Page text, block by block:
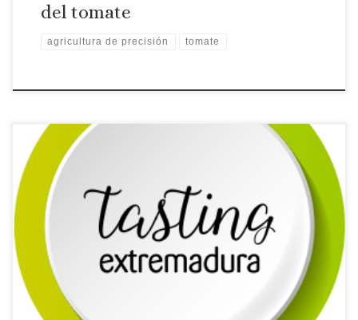
del tomate
agricultura de precisión tomate
Montaña Cámara, Profesora de la Universidad Complutense
del tomate nos cuenta los diferentes aprovechamientos del
tomate.